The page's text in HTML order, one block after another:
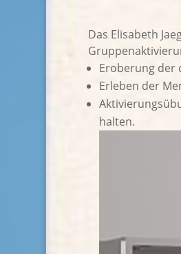
Das Elisabeth
Eroberung der
Erleben der
halten.